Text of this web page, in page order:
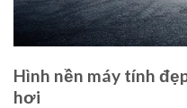
Hình nền máy tính
hơi